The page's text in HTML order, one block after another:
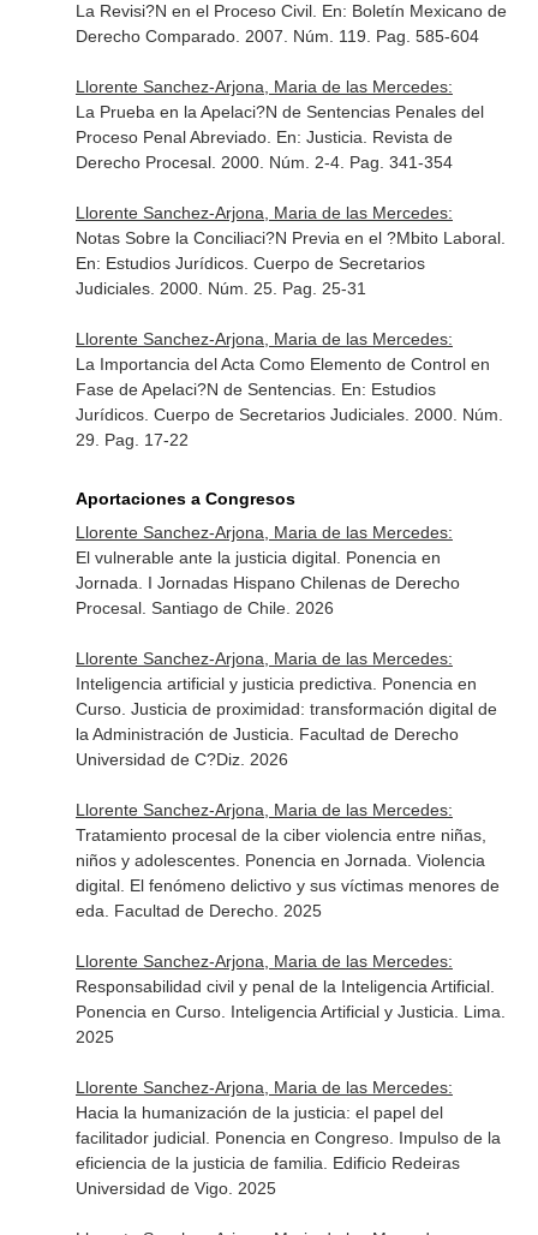
La Revisi?N en el Proceso Civil. En: Boletín Mexicano de
Derecho Comparado. 2007. Núm. 119. Pag. 585-604
Llorente Sanchez-Arjona, Maria de las Mercedes:
La Prueba en la Apelaci?N de Sentencias Penales del
Proceso Penal Abreviado. En: Justicia. Revista de
Derecho Procesal. 2000. Núm. 2-4. Pag. 341-354
Llorente Sanchez-Arjona, Maria de las Mercedes:
Notas Sobre la Conciliaci?N Previa en el ?Mbito Laboral.
En: Estudios Jurídicos. Cuerpo de Secretarios
Judiciales. 2000. Núm. 25. Pag. 25-31
Llorente Sanchez-Arjona, Maria de las Mercedes:
La Importancia del Acta Como Elemento de Control en
Fase de Apelaci?N de Sentencias. En: Estudios
Jurídicos. Cuerpo de Secretarios Judiciales. 2000. Núm.
29. Pag. 17-22
Aportaciones a Congresos
Llorente Sanchez-Arjona, Maria de las Mercedes:
El vulnerable ante la justicia digital. Ponencia en
Jornada. I Jornadas Hispano Chilenas de Derecho
Procesal. Santiago de Chile. 2026
Llorente Sanchez-Arjona, Maria de las Mercedes:
Inteligencia artificial y justicia predictiva. Ponencia en
Curso. Justicia de proximidad: transformación digital de
la Administración de Justicia. Facultad de Derecho
Universidad de C?Diz. 2026
Llorente Sanchez-Arjona, Maria de las Mercedes:
Tratamiento procesal de la ciber violencia entre niñas,
niños y adolescentes. Ponencia en Jornada. Violencia
digital. El fenómeno delictivo y sus víctimas menores de
eda. Facultad de Derecho. 2025
Llorente Sanchez-Arjona, Maria de las Mercedes:
Responsabilidad civil y penal de la Inteligencia Artificial.
Ponencia en Curso. Inteligencia Artificial y Justicia. Lima.
2025
Llorente Sanchez-Arjona, Maria de las Mercedes:
Hacia la humanización de la justicia: el papel del
facilitador judicial. Ponencia en Congreso. Impulso de la
eficiencia de la justicia de familia. Edificio Redeiras
Universidad de Vigo. 2025